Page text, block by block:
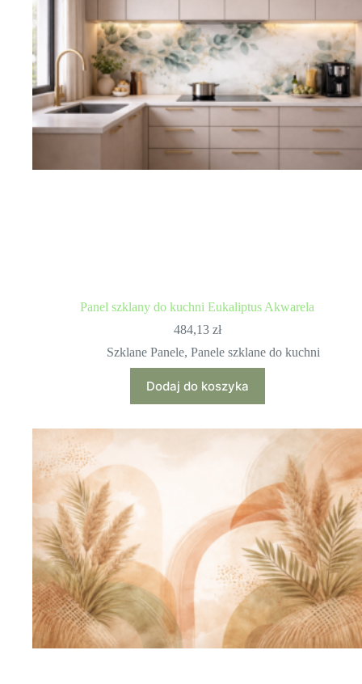
stronie
produktu
Panel szklany do kuchni Eukaliptus Akwarela
484,13 zł
Szklane Panele, Panele szklane do kuchni
Dodaj do koszyka